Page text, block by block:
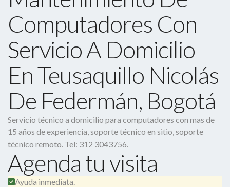
Computadores Con
Servicio A Domicilio
En Teusaquillo Nicolás
De Federmán, Bogotá
Servicio técnico a domicilio para computadores con mas de
15 años de experiencia, soporte técnico en sitio, soporte
técnico remoto. Tel: 312 3043756.
Agenda tu visita
Ayuda inmediata.